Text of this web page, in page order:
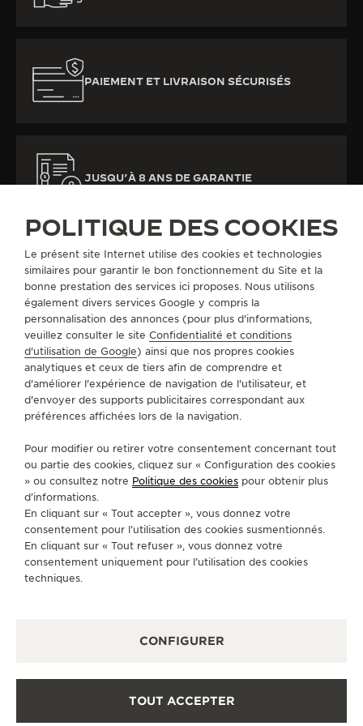
PAIEMENT ET LIVRAISON SÉCURISÉS
JUSQU’À 8 ANS DE GARANTIE
TOUTES LES COLLECTIONS DUOMETREREF. Q604848J
ACCÉDER À LA PAGE INSTAGRAM DE
ACCÉDER À LA PAGE LINKEDIN DE
ALLER SUR LA PAGE JAEGER-
ACCÉDER À LA PAGE
ALLER SUR LA PAGE
ALLER SUR LA
S'INSCRIRE À LA NEWSLETTER
A PROPOS DE NOUS
SERVICES
CONTACT
CONDITIONS GÉNÉRALES D'UTILISATION
POLITIQUE DES COOKIES
Le présent site Internet utilise des cookies et technologies
similaires pour garantir le bon fonctionnement du Site et la
bonne prestation des services ici proposes. Nous utilisons
également divers services Google y compris la
personnalisation des annonces (pour plus d'informations,
veuillez consulter le site Confidentialité et conditions
d'utilisation de Google) ainsi que nos propres cookies
analytiques et ceux de tiers afin de comprendre et
d'améliorer l'expérience de navigation de l'utilisateur, et
d'envoyer des supports publicitaires correspondant aux
préférences affichées lors de la navigation.
Pour modifier ou retirer votre consentement concernant tout
ou partie des cookies, cliquez sur « Configuration des cookies
» ou consultez notre Politique des cookies pour obtenir plus
d’informations.
En cliquant sur « Tout accepter », vous donnez votre
consentement pour l’utilisation des cookies susmentionnés.
En cliquant sur « Tout refuser », vous donnez votre
consentement uniquement pour l’utilisation des cookies
techniques.
CONFIGURER
TOUT ACCEPTER